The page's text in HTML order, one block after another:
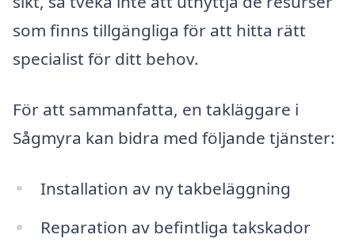
som finns tillgängliga för att hitta rätt
specialist för ditt behov.
För att sammanfatta, en takläggare i
Sågmyra kan bidra med följande tjänster:
Installation av ny takbeläggning
Reparation av befintliga takskador